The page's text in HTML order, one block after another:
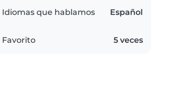
Idiomas que hablamos Español
Favorito 5 veces